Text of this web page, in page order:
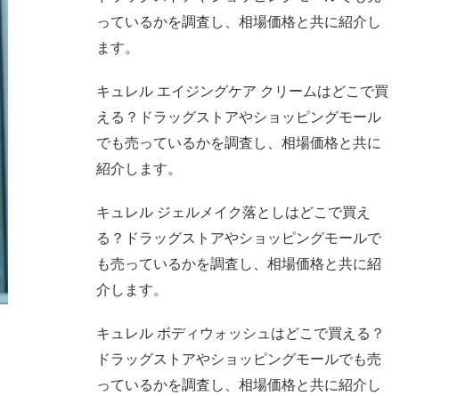
っているかを調査し、相場価格と共に紹介し
ます。
キュレル エイジングケア クリームはどこで買
える？ドラッグストアやショッピングモール
でも売っているかを調査し、相場価格と共に
紹介します。
キュレル ジェルメイク落としはどこで買え
る？ドラッグストアやショッピングモールで
も売っているかを調査し、相場価格と共に紹
介します。
キュレル ボディウォッシュはどこで買える？
ドラッグストアやショッピングモールでも売
っているかを調査し、相場価格と共に紹介し